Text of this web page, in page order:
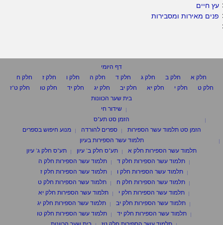
עץ חיים
פנים מאירות ומסבירות
דף היומי
חלק א
חלק ב חלק ג חלק ד חלק ה חלק ו חלק ז
חלק ח
חלק ט
חלק י חלק יא חלק יב חלק יג חלק יד חלק טו
חלק ט"ז
בית שער הכוונות
שידור חי
הזמן סט תע"ס
הזמן סט תלמוד עשר הספירות
ספרים להורדה
מנוע חיפוש בספרים
תלמוד עשר הספירות בעיון
תלמוד עשר הספירות חלק א
תע"ס חלק ב' עיון
תע"ס חלק ג' עיון
תלמוד עשר הספירות חלק ד
תלמוד עשר הספירות חלק ה
תלמוד עשר הספירות חלק ו
תלמוד עשר הספירות חלק ז
תלמוד עשר הספירות חלק ח
תלמוד עשר הספירות חלק ט
תלמוד עשר הספירות חלק י
תלמוד עשר הספירות חלק יא
תלמוד עשר הספירות חלק יב
תלמוד עשר הספירות חלק יג
תלמוד עשר הספירות חלק יד
תלמוד עשר הספירות חלק טו